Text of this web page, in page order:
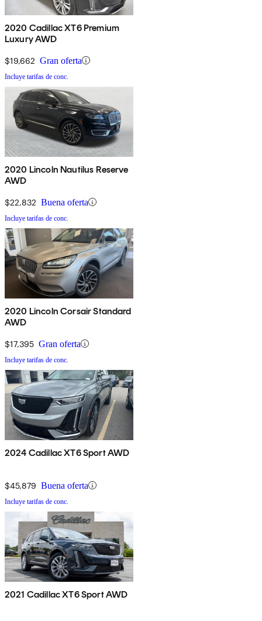
2020 Cadillac XT6 Premium
Luxury AWD
$19,662 Gran oferta
Incluye tarifas de conc.
2020 Lincoln Nautilus Reserve
AWD
$22,832 Buena oferta
Incluye tarifas de conc.
2020 Lincoln Corsair Standard
AWD
$17,395 Gran oferta
Incluye tarifas de conc.
2024 Cadillac XT6 Sport AWD
$45,879 Buena oferta
Incluye tarifas de conc.
2021 Cadillac XT6 Sport AWD